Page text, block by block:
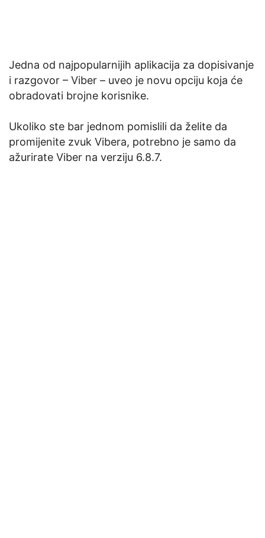
Jedna od najpopularnijih aplikacija za dopisivanje
i razgovor – Viber – uveo je novu opciju koja će
obradovati brojne korisnike.
Ukoliko ste bar jednom pomislili da želite da
promijenite zvuk Vibera, potrebno je samo da
ažurirate Viber na verziju 6.8.7.